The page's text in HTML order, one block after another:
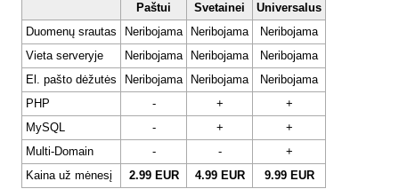
Paštui Svetainei
Universalus
Duomenų srautas
Neribojama Neribojama
Neribojama
Vieta serveryje
Neribojama Neribojama
Neribojama
El. pašto dėžutės
Neribojama Neribojama
Neribojama
PHP
- +
+
MySQL
- +
+
Multi-Domain
- -
+
Kaina už mėnesį
2.99 EUR 4.99 EUR 9.99 EUR